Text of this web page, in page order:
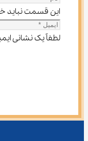
این قسمت نباید
لطفاً یک نشانی